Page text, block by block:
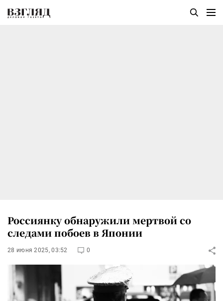
Россиянку обнаружили мертвой со
следами побоев в Японии
28 июня 2025, 03:52 0